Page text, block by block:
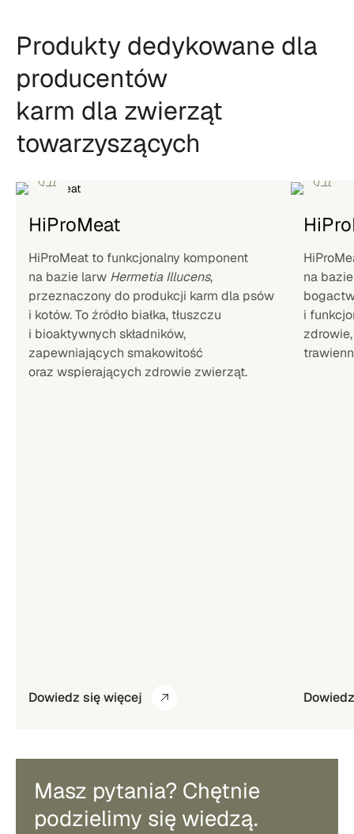
Produkty dedykowane dla
producentów
karm dla zwierząt
towarzyszących
HiProMeat
HiProMeat to funkcjonalny komponent
na bazie larw Hermetia Illucens,
przeznaczony do produkcji karm dla psów
i kotów. To źródło białka, tłuszczu
i bioaktywnych składników,
zapewniających smakowitość
oraz wspierających zdrowie zwierząt.
Dowiedz się więcej
na
i
Masz pytania? Chętnie
podzielimy się wiedzą.